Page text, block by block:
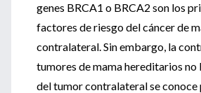
genes BRCA1 o BRCA2 son los
factores de riesgo del cáncer de
contralateral. Sin embargo, la
tumores de mama hereditarios no
del tumor contralateral se conoce